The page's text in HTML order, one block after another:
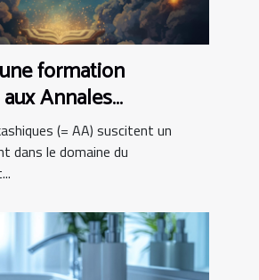
formation
Annales
?
(= AA) suscitent un
dans le domaine du